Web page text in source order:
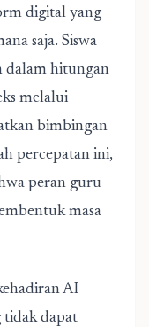
digital yang
saja. Siswa
dalam hitungan
melalui
bimbingan
percepatan ini,
peran guru
masa
AI
tidak dapat